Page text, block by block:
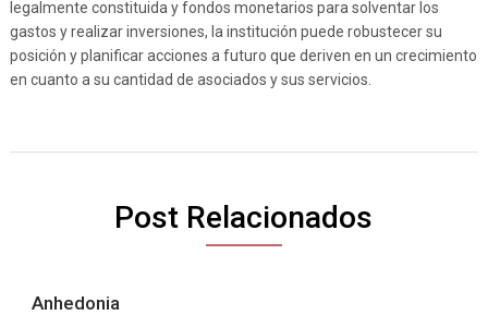
legalmente constituida y fondos monetarios para solventar los
gastos y realizar inversiones, la institución puede robustecer su
posición y planificar acciones a futuro que deriven en un crecimiento
en cuanto a su cantidad de asociados y sus servicios.
Post Relacionados
Anhedonia